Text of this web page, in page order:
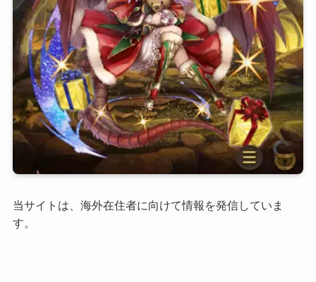
当サイトは、海外在住者に向けて情報を発信していま
す。